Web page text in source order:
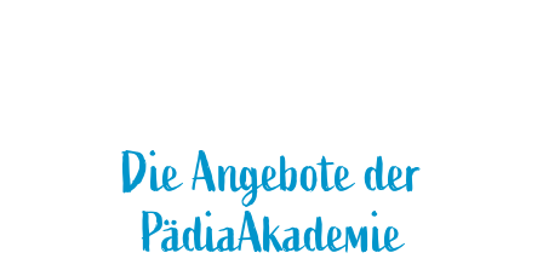
Die Angebote der
PädiaAkademie